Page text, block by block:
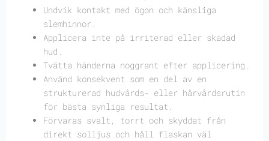
Undvik kontakt med ögon och känsliga
slemhinnor.
Applicera inte på irriterad eller skadad
hud.
Tvätta händerna noggrant efter applicering.
Använd konsekvent som en del av en
strukturerad hudvårds- eller hårvårdsrutin
för bästa synliga resultat.
Förvaras svalt, torrt och skyddat från
direkt solljus och håll flaskan väl